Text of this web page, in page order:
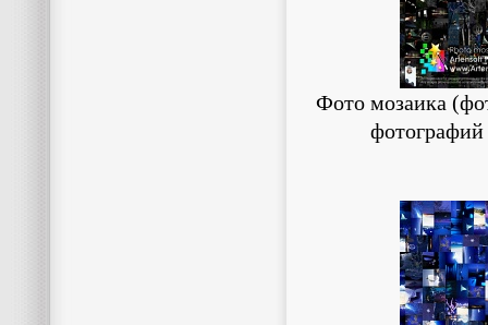
Фото мозаика